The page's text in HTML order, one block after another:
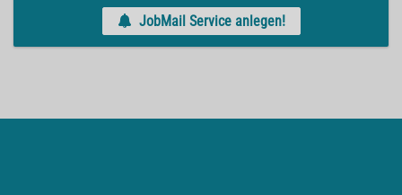
JobMail Service anlegen!